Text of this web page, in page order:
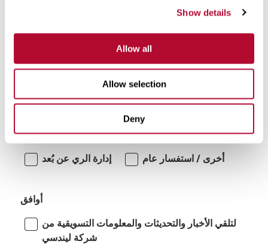
Show details
Allow all
Allow selection
Deny
أنظمة الري الدوارة/المتحركة جانبياً
إدارة الري عن بُعد أخرى / استفسار عام
أوافق
لتلقي الأخبار والتحديثات والمعلومات التسويقية من
شركة ليندسي